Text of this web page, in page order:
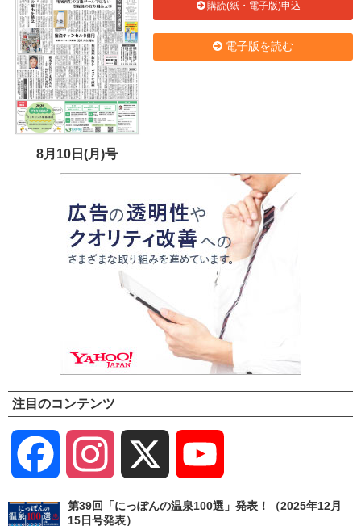
8月10日(月)号
購読(紙・電子版)申込
電子版を読む
注目のコンテンツ
Facebook Instagram
Channel
第39回「にっぽんの温泉100選」発表！（2025年12月
15日号発表）